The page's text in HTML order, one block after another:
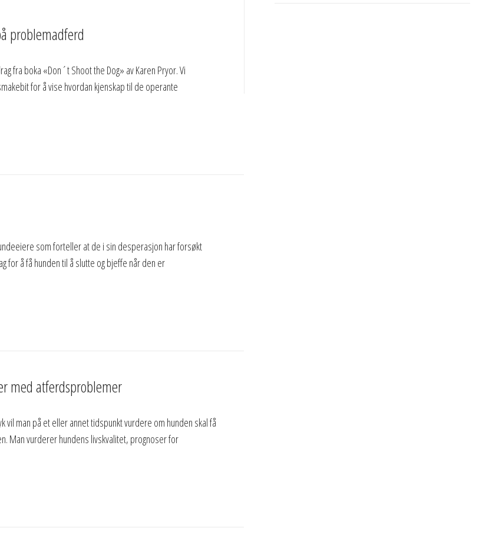
problemadferd
fra boka «Don´t Shoot the Dog» av Karen Pryor. Vi
for å vise hvordan kjenskap til de operante
som forteller at de i sin desperasjon har forsøkt
for å få hunden til å slutte og bjeffe når den er
med atferdsproblemer
vil man på et eller annet tidspunkt vurdere om hunden skal få
Man vurderer hundens livskvalitet, prognoser for